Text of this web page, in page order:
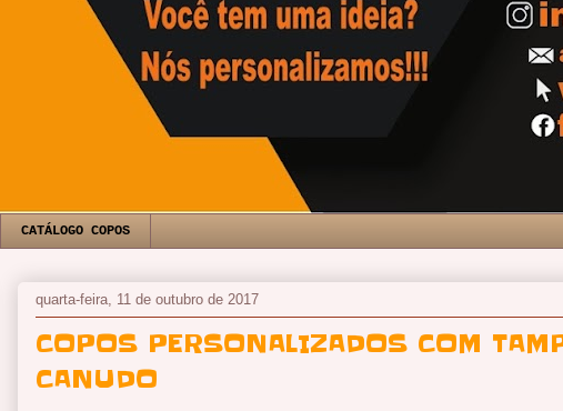
CATÁLOGO COPOS
quarta-feira, 11 de outubro de 2017
COPOS PERSONALIZADOS COM
CANUDO